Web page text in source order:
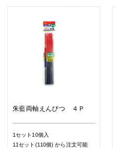
朱藍両軸えんぴつ ４Ｐ
1セット10個入
11セット(110個)から注文可能